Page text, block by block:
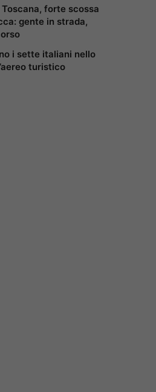
forte scossa
gente in strada,
i sette italiani nello
turistico